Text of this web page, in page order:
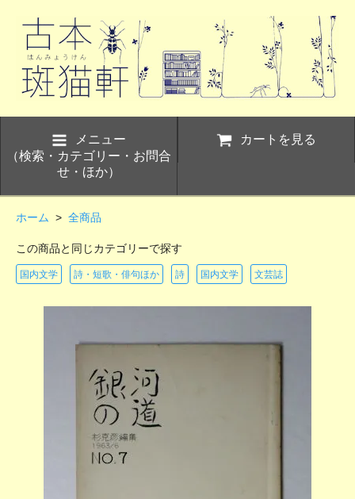
メニュー
（検索・カテゴリー・お問合
せ・ほか）
カートを見る
ホーム > 全商品
この商品と同じカテゴリーで探す
国内文学 詩・短歌・俳句ほか 詩 国内文学 文芸誌